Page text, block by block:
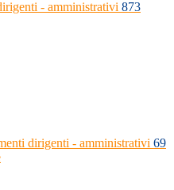
- amministrativi 873
dirigenti - amministrativi 69